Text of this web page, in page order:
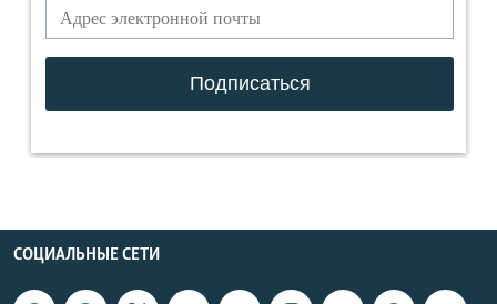
СОЦИАЛЬНЫЕ СЕТИ